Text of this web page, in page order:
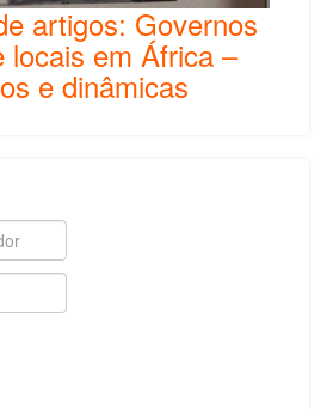
artigos: Governos
locais em África –
e dinâmicas